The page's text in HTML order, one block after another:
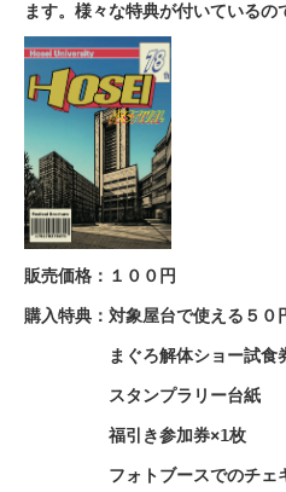
ます。様々な特典が付いているの
販売価格：１００円
購入特典：対象屋台で使える５０
まぐろ解体ショー試食券
スタンプラリー台紙
福引き参加券×1枚
フォトブースでのチェ